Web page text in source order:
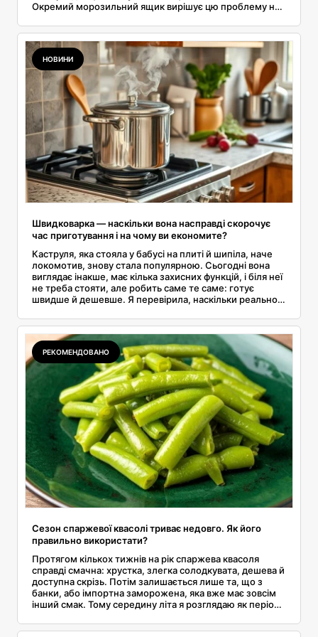
Окремий морозильний ящик вирішує цю проблему на
кліматичний клас, адже найчастіші розчарування
пов’язані саме з цими двома речами. Я зібрала все, що
сама перевіряю перед такою покупкою.
НОВИНИ
Швидковарка — наскільки вона насправді скорочує
час приготування і на чому ви економите?
Каструля, яка стояла у бабусі на плиті й шипіла, наче
локомотив, знову стала популярною. Сьогодні вона
виглядає інакше, має кілька захисних функцій, і біля неї
не треба стояти, але робить саме те саме: готує
швидше й дешевше. Я перевірила, наскільки реально
бульйону, скільки це економить на рахунку та в яких
випадках такий казан просто не знадобиться.
РЕКОМЕНДОВАНО
Сезон спаржевої квасолі триває недовго. Як його
правильно використати?
Протягом кількох тижнів на рік спаржева квасоля
справді смачна: хрустка, злегка солодкувата, дешева й
доступна скрізь. Потім залишається лише та, що з
банки, або імпортна заморожена, яка вже має зовсім
інший смак. Тому середину літа я розглядаю як період,
покажу, як розпізнати хороші стручки, скільки їх